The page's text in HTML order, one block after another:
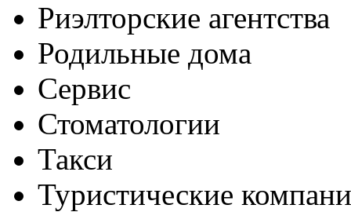
Риэлторские агентства
Родильные дома
Сервис
Стоматологии
Такси
Туристические